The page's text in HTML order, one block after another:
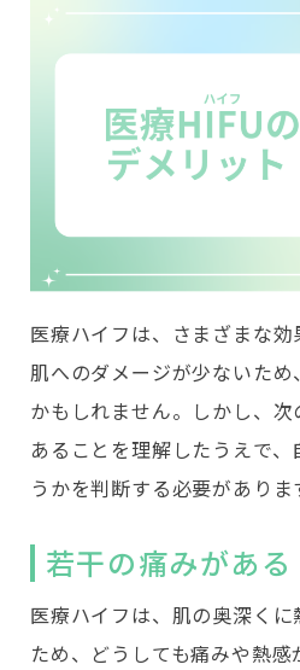
医療ハイフは、さまざまな
肌へのダメージが少ないた
かもしれません。しかし、
あることを理解したうえで
うかを判断する必要がありま
若干の痛みがある
医療ハイフは、肌の奥深く
ため、どうしても痛みや熱